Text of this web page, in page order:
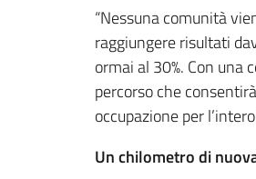
“Nessuna comunità
raggiungere risultati
ormai al 30%. Con una
percorso che
occupazione per
Un chilometro di